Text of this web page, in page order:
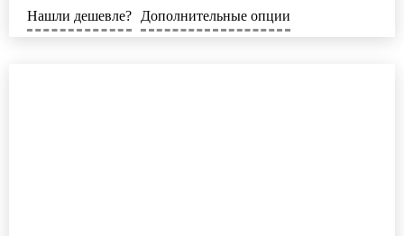
Нашли дешевле? Дополнительные опции